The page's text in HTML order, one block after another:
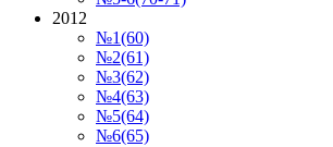
2012
№1(60)
№2(61)
№3(62)
№4(63)
№5(64)
№6(65)